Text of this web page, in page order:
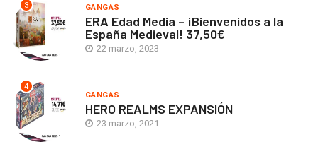
3 GANGAS
ERA Edad Media – ¡Bienvenidos a la
España Medieval! 37,50€
22 marzo, 2023
4
GANGAS
HERO REALMS EXPANSIÓN
23 marzo, 2021